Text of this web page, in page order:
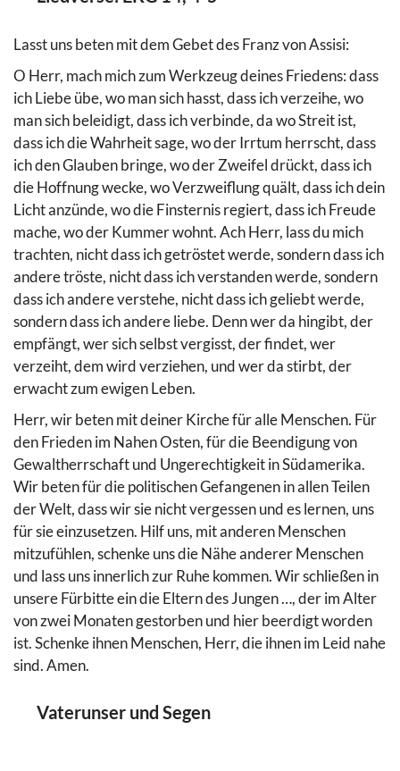
Lasst uns beten mit dem Gebet des Franz von Assisi:
O Herr, mach mich zum Werkzeug deines Friedens: dass
ich Liebe übe, wo man sich hasst, dass ich verzeihe, wo
man sich beleidigt, dass ich verbinde, da wo Streit ist,
dass ich die Wahrheit sage, wo der Irrtum herrscht, dass
ich den Glauben bringe, wo der Zweifel drückt, dass ich
die Hoffnung wecke, wo Verzweiflung quält, dass ich dein
Licht anzünde, wo die Finsternis regiert, dass ich Freude
mache, wo der Kummer wohnt. Ach Herr, lass du mich
trachten, nicht dass ich getröstet werde, sondern dass ich
andere tröste, nicht dass ich verstanden werde, sondern
dass ich andere verstehe, nicht dass ich geliebt werde,
sondern dass ich andere liebe. Denn wer da hingibt, der
empfängt, wer sich selbst vergisst, der findet, wer
verzeiht, dem wird verziehen, und wer da stirbt, der
erwacht zum ewigen Leben.
Herr, wir beten mit deiner Kirche für alle Menschen. Für
den Frieden im Nahen Osten, für die Beendigung von
Gewaltherrschaft und Ungerechtigkeit in Südamerika.
Wir beten für die politischen Gefangenen in allen Teilen
der Welt, dass wir sie nicht vergessen und es lernen, uns
für sie einzusetzen. Hilf uns, mit anderen Menschen
mitzufühlen, schenke uns die Nähe anderer Menschen
und lass uns innerlich zur Ruhe kommen. Wir schließen in
unsere Fürbitte ein die Eltern des Jungen …, der im Alter
von zwei Monaten gestorben und hier beerdigt worden
ist. Schenke ihnen Menschen, Herr, die ihnen im Leid nahe
sind. Amen.
Vaterunser und Segen